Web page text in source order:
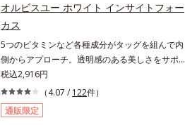
オルビスユー ホワイト インサイトフォー
カス
5つのビタミンなど各種成分がタッグを組んで内
側からアプローチ。透明感のある美しさをサポー
トする成分を凝縮した美容サプリです。L-シスチ
ンや植物エキス、ビタミンCをはじめとした5つ
のビタミンによって、多角的にアプローチ。さら
に南国の強い日差しにも負けずに育つグァバ葉エ
税込2,916円
（4.07 / 122件）
通販限定